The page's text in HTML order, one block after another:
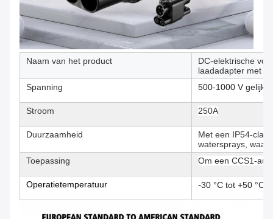
Naam van het product
DC-elektrische
laadadapter met
Spanning
500-1000 V
Stroom 250A
Duurzaamheid
Met een IP54-
watersprays,
Toepassing
Om een CCS1-
Operatietemperatuur -30 °C tot +50 °C